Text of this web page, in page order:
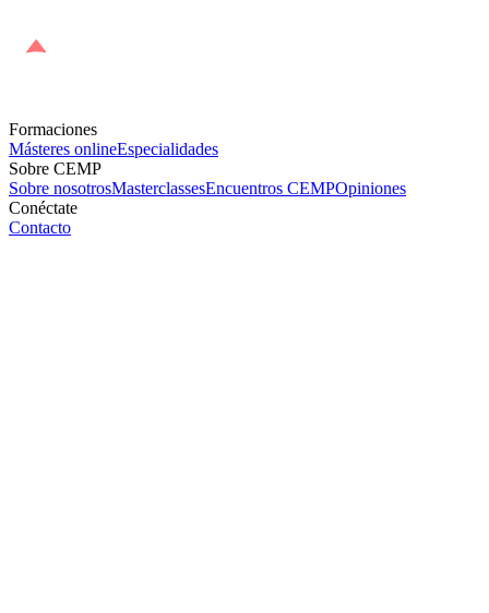
Formaciones
Másteres onlineEspecialidades
Sobre CEMP
Sobre nosotrosMasterclassesEncuentros CEMPOpiniones
Conéctate
Contacto